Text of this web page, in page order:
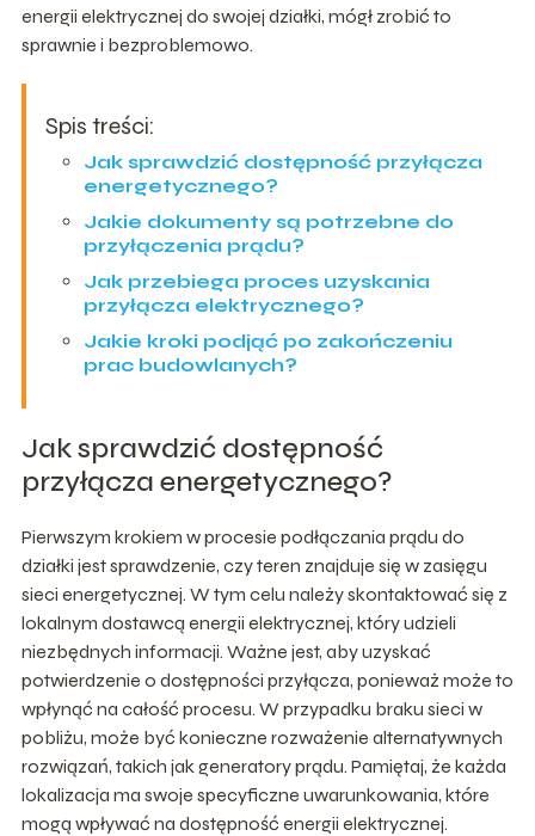
energii elektrycznej do swojej działki, mógł zrobić to
sprawnie i bezproblemowo.
Spis treści:
Jak sprawdzić dostępność przyłącza
energetycznego?
Jakie dokumenty są potrzebne do
przyłączenia prądu?
Jak przebiega proces uzyskania
przyłącza elektrycznego?
Jakie kroki podjąć po zakończeniu
prac budowlanych?
Jak sprawdzić dostępność
przyłącza energetycznego?
Pierwszym krokiem w procesie podłączania prądu do
działki jest sprawdzenie, czy teren znajduje się w zasięgu
sieci energetycznej. W tym celu należy skontaktować się z
lokalnym dostawcą energii elektrycznej, który udzieli
niezbędnych informacji. Ważne jest, aby uzyskać
potwierdzenie o dostępności przyłącza, ponieważ może to
wpłynąć na całość procesu. W przypadku braku sieci w
pobliżu, może być konieczne rozważenie alternatywnych
rozwiązań, takich jak generatory prądu. Pamiętaj, że każda
lokalizacja ma swoje specyficzne uwarunkowania, które
mogą wpływać na dostępność energii elektrycznej.